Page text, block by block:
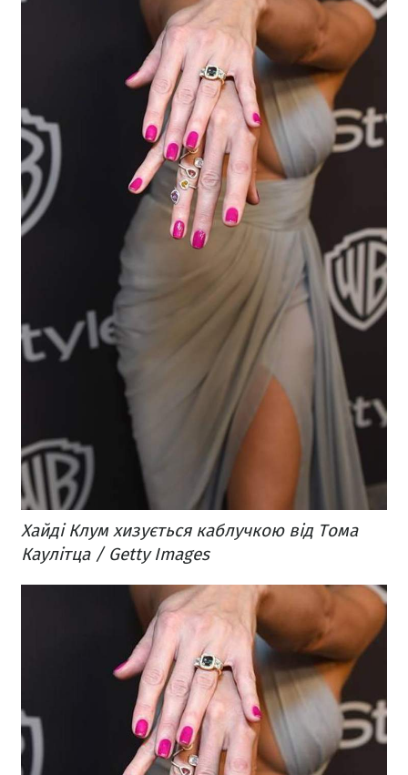
Хайді Клум хизується каблучкою від Тома
Каулітца / Getty Images